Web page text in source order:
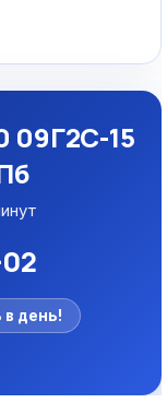
09Г2С-15
в день!